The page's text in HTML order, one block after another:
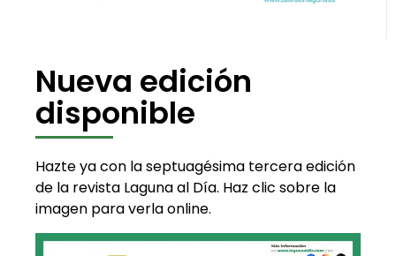
Nueva edición
disponible
Hazte ya con la septuagésima tercera edición
de la revista Laguna al Día. Haz clic sobre la
imagen para verla online.